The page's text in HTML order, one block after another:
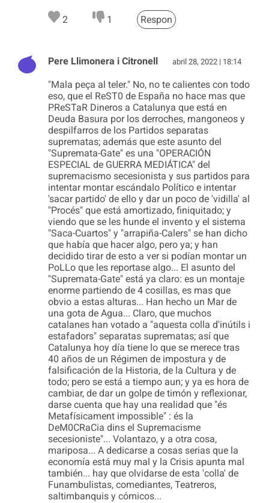
2 1 Respon
Pere Llimonera i Citronell abril 28, 2022 | 18:14
"Mala peça al teler." No, no te calientes con todo
eso, que el ReST0 de España no hace mas que
PReSTaR Dineros a Catalunya que está en
Deuda Basura por los derroches, mangoneos y
despilfarros de los Partidos separatas
suprematas; además que este asunto del
"Supremata-Gate" es una "OPERACIÓN
ESPECIAL de GUERRA MEDIÁTICA" del
supremacismo secesionista y sus partidos para
intentar montar escándalo Político e intentar
'sacar partido' de ello y dar un poco de 'vidilla' al
"Procés" que está amortizado, finiquitado; y
viendo que se les hunde el invento y el sistema
"Saca-Cuartos" y "arrapiña-Calers" se han dicho
que había que hacer algo, pero ya; y han
decidido tirar de esto a ver si podían montar un
PoLLo que les reportase algo... El asunto del
"Supremata-Gate" está ya claro: es un montaje
enorme partiendo de 4 cosillas, es mas que
obvio a estas alturas... Han hecho un Mar de
una gota de Agua... Claro, que muchos
catalanes han votado a "aquesta colla d'inútils i
estafadors" separatas suprematas; así que
Catalunya hoy día tiene lo que se merece tras
40 años de un Régimen de impostura y de
falsificación de la Historia, de la Cultura y de
todo; pero se está a tiempo aun; y ya es hora de
cambiar, de dar un golpe de timón y reflexionar,
darse cuenta que hay una realidad que "és
Metafísicament impossible" : és la
DeM0CRaCia dins el Supremacisme
secesioniste"... Volantazo, y a otra cosa,
mariposa... A dedicarse a cosas serias que la
economía está muy mal y la Crisis apunta mal
también... hay que olvidarse de esta 'colla' de
Funambulistas, comediantes, Teatreros,
saltimbanquis y cómicos...